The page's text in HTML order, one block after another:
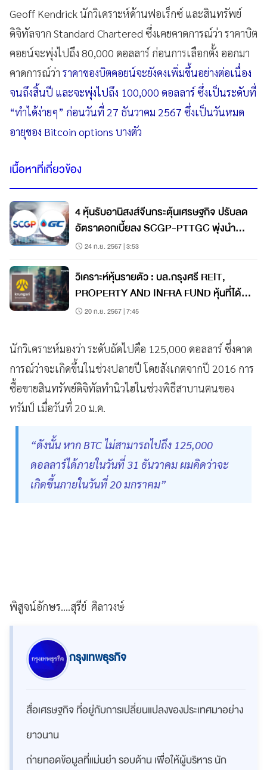
Geoff Kendrick นักวิเคราะห์ด้านฟอเร็กซ์ และสินทรัพย์
ดิจิทัลจาก Standard Chartered ซึ่งเคยคาดการณ์ว่า ราคาบิต
คอยน์จะพุ่งไปถึง 80,000 ดอลลาร์ ก่อนการเลือกตั้ง ออกมา
คาดการณ์ว่า ราคาของบิตคอยน์จะยังคงเพิ่มขึ้นอย่างต่อเนื่อง
จนถึงสิ้นปี และจะพุ่งไปถึง 100,000 ดอลลาร์ ซึ่งเป็นระดับที่
“ทำได้ง่ายๆ” ก่อนวันที่ 27 ธันวาคม 2567 ซึ่งเป็นวันหมด
อายุของ Bitcoin options บางตัว
เนื้อหาที่เกี่ยวข้อง
4 หุ้นรับอานิสงส์จีนกระตุ้นเศรษฐกิจ ปรับลด
อัตราดอกเบี้ยลง SCGP-PTTGC พุ่งนำ
5.22%
24 ก.ย. 2567 | 3:53
วิเคราะห์หุ้นรายตัว : บล.กรุงศรี REIT,
PROPERTY AND INFRA FUND หุ้นที่ได้
ประโยชน์จากปรับลดอัตราดอกเบี้ย (EP.2)
20 ก.ย. 2567 | 7:45
นักวิเคราะห์มองว่า ระดับถัดไปคือ 125,000 ดอลลาร์ ซึ่งคาด
การณ์ว่าจะเกิดขึ้นในช่วงปลายปี โดยสังเกตจากปี 2016 การ
ซื้อขายสินทรัพย์ดิจิทัลทำนิวไฮในช่วงพิธีสาบานตนของ
ทรัมป์ เมื่อวันที่ 20 ม.ค.
“ดังนั้น หาก BTC ไม่สามารถไปถึง 125,000
ดอลลาร์ได้ภายในวันที่ 31 ธันวาคม ผมคิดว่าจะ
เกิดขึ้นภายในวันที่ 20 มกราคม”
พิสูจน์อักษร....สุรีย์ ศิลาวงษ์
กรุงเทพธุรกิจ
สื่อเศรษฐกิจ ที่อยู่กับการเปลี่ยนแปลงของประเทศมาอย่าง
ยาวนาน
ถ่ายทอดข้อมูลที่แม่นยำ รอบด้าน เพื่อให้ผู้บริหาร นัก